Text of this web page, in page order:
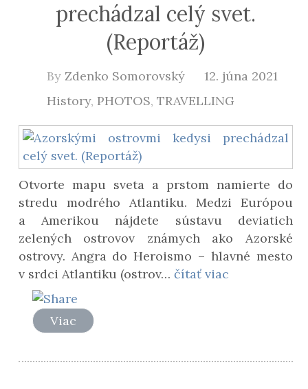
prechádzal celý svet.
(Reportáž)
By Zdenko Somorovský
12. júna 2021
History, PHOTOS, TRAVELLING
Otvorte mapu sveta a prstom namierte do
stredu modrého Atlantiku. Medzi Európou
a Amerikou nájdete sústavu deviatich
zelených ostrovov známych ako Azorské
ostrovy. Angra do Heroismo – hlavné mesto
v srdci Atlantiku (ostrov… čítať viac
Viac